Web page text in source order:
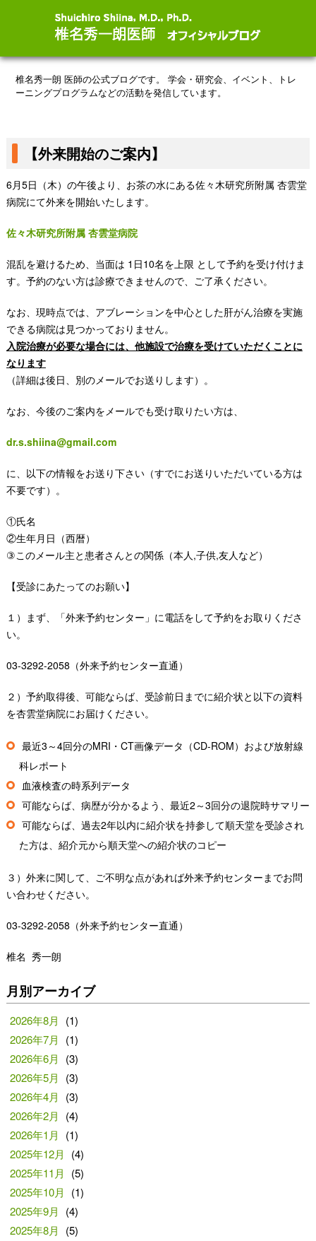
椎名秀一朗 医師の公式ブログです。
学会・研究会、イベント、トレ
ーニングプログラムなどの活動を発信しています。
【外来開始のご案内】
6月5日（木）の午後より、お茶の水にある佐々木研究所附属 杏雲堂
病院にて外来を開始いたします。
佐々木研究所附属 杏雲堂病院
混乱を避けるため、当面は 1日10名を上限 として予約を受け付けま
す。予約のない方は診療できませんので、ご了承ください。
なお、現時点では、アブレーションを中心とした肝がん治療を実施
できる病院は見つかっておりません。
入院治療が必要な場合には、他施設で治療を受けていただくことに
なります
（詳細は後日、別のメールでお送りします）。
なお、今後のご案内をメールでも受け取りたい方は、
dr.s.shiina@gmail.com
に、以下の情報をお送り下さい（すでにお送りいただいている方は
不要です）。
①氏名
②生年月日（西暦）
③このメール主と患者さんとの関係（本人,子供,友人など）
【受診にあたってのお願い】
１）まず、「外来予約センター」に電話をして予約をお取りくださ
い。
03-3292-2058（外来予約センター直通）
２）予約取得後、可能ならば、受診前日までに紹介状と以下の資料
を杏雲堂病院にお届けください。
最近3～4回分のMRI・CT画像データ（CD-ROM）および放射線
科レポート
血液検査の時系列データ
可能ならば、病歴が分かるよう、最近2～3回分の退院時サマリー
可能ならば、過去2年以内に紹介状を持参して順天堂を受診され
た方は、紹介元から順天堂への紹介状のコピー
３）外来に関して、ご不明な点があれば外来予約センターまでお問
い合わせください。
03-3292-2058（外来予約センター直通）
椎名 秀一朗
月別アーカイブ
2026年8月
(1)
2026年7月
(1)
2026年6月
(3)
2026年5月
(3)
2026年4月
(3)
2026年2月
(4)
2026年1月
(1)
2025年12月
(4)
2025年11月
(5)
2025年10月
(1)
2025年9月
(4)
2025年8月
(5)